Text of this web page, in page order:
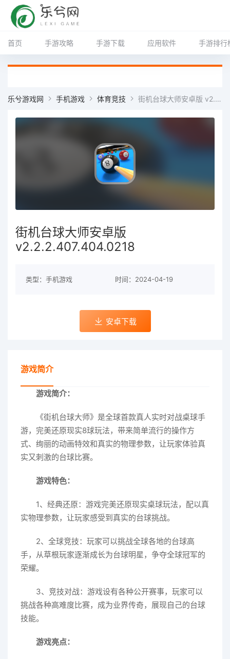
首页 手游攻略 手游下载 应用软件 手游排行
乐兮游戏网 手机游戏 体育竞技 街机台球大师安卓版 v2.2.2.407.404.0218
街机台球大师安卓版
v2.2.2.407.404.0218
类型：手机游戏 时间：2024-04-19
安卓下载
游戏简介
游戏简介：
《街机台球大师》是全球首款真人实时对战桌球手
游，完美还原现实8球玩法，带来简单流行的操作方
式、绚丽的动画特效和真实的物理参数，让玩家体验真
实又刺激的台球比赛。
游戏特色：
1、经典还原：游戏完美还原现实桌球玩法，配以真
实物理参数，让玩家感受到真实的台球挑战。
2、全球竞技：玩家可以挑战全球各地的台球高
手，从草根玩家逐渐成长为台球明星，争夺全球冠军的
荣耀。
3、竞技对战：游戏设有各种公开赛事，玩家可以
挑战各种高难度比赛，成为业界传奇，展现自己的台球
技能。
游戏亮点：